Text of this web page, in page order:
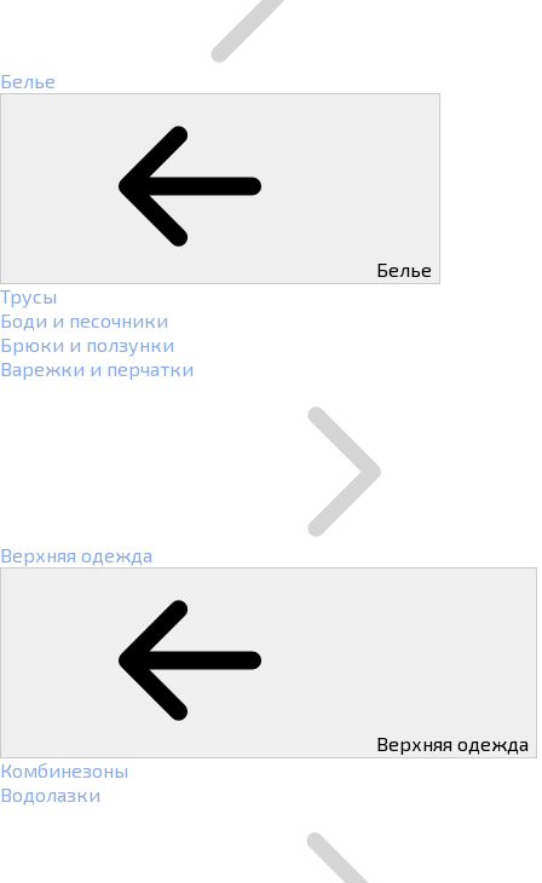
Белье
Белье
Трусы
Боди и песочники
Брюки и ползунки
Варежки и перчатки
Верхняя одежда
Верхняя одежда
Комбинезоны
Водолазки